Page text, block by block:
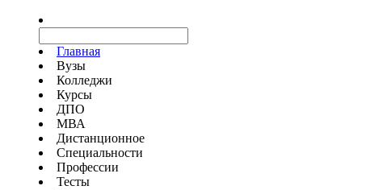
Главная
Вузы
Колледжи
Курсы
ДПО
МВА
Дистанционное
Специальности
Профессии
Тесты